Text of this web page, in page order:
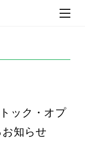
ック・オプ
知らせ